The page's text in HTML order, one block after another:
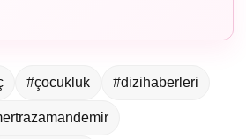
#çocukluk #dizihaberleri